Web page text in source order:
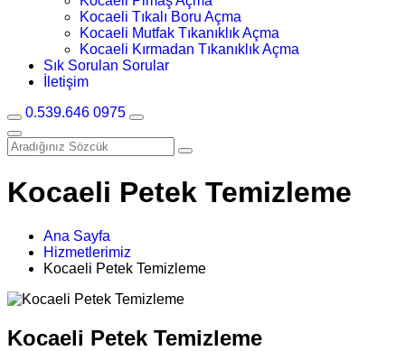
Kocaeli Tıkalı Boru Açma
Kocaeli Mutfak Tıkanıklık Açma
Kocaeli Kırmadan Tıkanıklık Açma
Sık Sorulan Sorular
İletişim
0.539.646 0975
Kocaeli Petek Temizleme
Ana Sayfa
Hizmetlerimiz
Kocaeli Petek Temizleme
Kocaeli Petek Temizleme